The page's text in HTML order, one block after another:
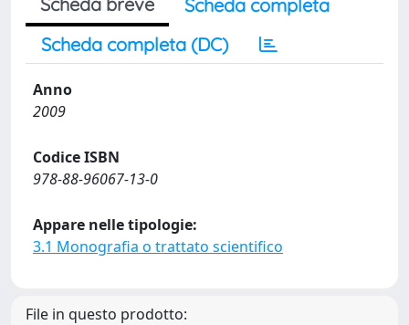
Scheda completa
Scheda completa (DC)
Anno
2009
Codice ISBN
978-88-96067-13-0
Appare nelle tipologie:
3.1 Monografia o trattato scientifico
File in questo prodotto: